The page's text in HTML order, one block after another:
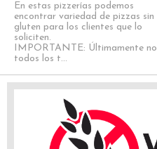
En estas pizzerías podemos
encontrar variedad de pizzas sin
gluten para los clientes que lo
soliciten.
IMPORTANTE: Últimamente no
todos los t...